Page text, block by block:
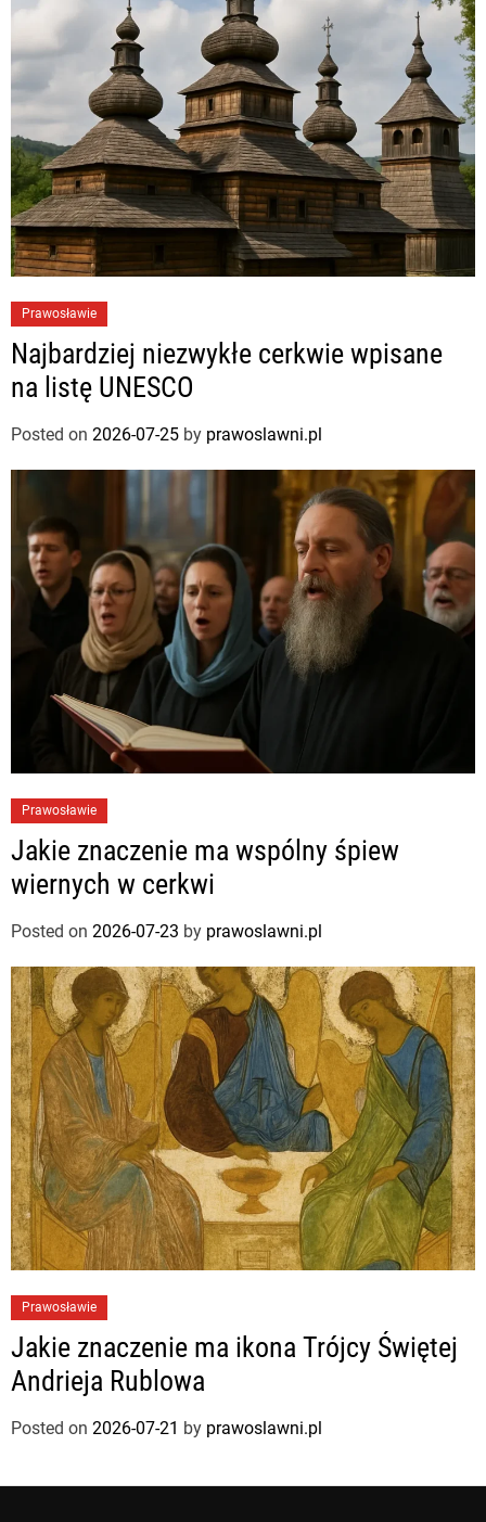
Prawosławie
Najbardziej niezwykłe cerkwie wpisane
na listę UNESCO
Posted on 2026-07-25 by prawoslawni.pl
Prawosławie
Jakie znaczenie ma wspólny śpiew
wiernych w cerkwi
Posted on 2026-07-23 by prawoslawni.pl
Prawosławie
Jakie znaczenie ma ikona Trójcy Świętej
Andrieja Rublowa
Posted on 2026-07-21 by prawoslawni.pl